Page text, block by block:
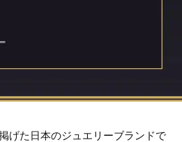
げた日本のジュエリーブランドで